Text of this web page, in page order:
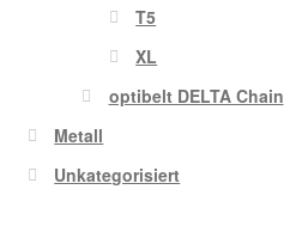
T5
XL
optibelt DELTA Chain
Metall
Unkategorisiert